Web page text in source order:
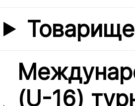
(U-16)